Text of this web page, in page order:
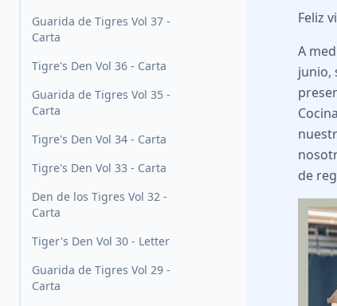
Guarida de Tigres Vol 37 -
Carta
Tigre's Den Vol 36 - Carta
Guarida de Tigres Vol 35 -
Carta
Tigre's Den Vol 34 - Carta
Tigre's Den Vol 33 - Carta
Den de los Tigres Vol 32 -
Carta
Tiger's Den Vol 30 - Letter
Guarida de Tigres Vol 29 -
Carta
Feliz
A
junio,
de